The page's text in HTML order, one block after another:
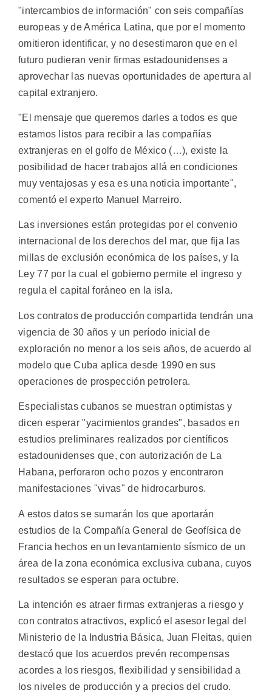
"intercambios de información" con seis compañías
europeas y de América Latina, que por el momento
omitieron identificar, y no desestimaron que en el
futuro pudieran venir firmas estadounidenses a
aprovechar las nuevas oportunidades de apertura al
capital extranjero.
"El mensaje que queremos darles a todos es que
estamos listos para recibir a las compañías
extranjeras en el golfo de México (…), existe la
posibilidad de hacer trabajos allá en condiciones
muy ventajosas y esa es una noticia importante",
comentó el experto Manuel Marreiro.
Las inversiones están protegidas por el convenio
internacional de los derechos del mar, que fija las
millas de exclusión económica de los países, y la
Ley 77 por la cual el gobierno permite el ingreso y
regula el capital foráneo en la isla.
Los contratos de producción compartida tendrán una
vigencia de 30 años y un período inicial de
exploración no menor a los seis años, de acuerdo al
modelo que Cuba aplica desde 1990 en sus
operaciones de prospección petrolera.
Especialistas cubanos se muestran optimistas y
dicen esperar "yacimientos grandes", basados en
estudios preliminares realizados por científicos
estadounidenses que, con autorización de La
Habana, perforaron ocho pozos y encontraron
manifestaciones "vivas" de hidrocarburos.
A estos datos se sumarán los que aportarán
estudios de la Compañía General de Geofísica de
Francia hechos en un levantamiento sísmico de un
área de la zona económica exclusiva cubana, cuyos
resultados se esperan para octubre.
La intención es atraer firmas extranjeras a riesgo y
con contratos atractivos, explicó el asesor legal del
Ministerio de la Industria Básica, Juan Fleitas, quien
destacó que los acuerdos prevén recompensas
acordes a los riesgos, flexibilidad y sensibilidad a
los niveles de producción y a precios del crudo.